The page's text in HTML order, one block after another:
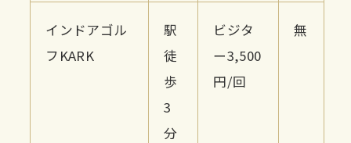
インドアゴル
フKARK
駅
徒
歩
3
分
ビジタ
ー3,500
円/回
無